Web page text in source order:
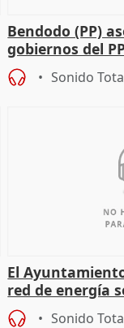
Bendodo (PP)
gobiernos del
sobre los
Sonido
El
red de energía
autoconsumo
Sonido